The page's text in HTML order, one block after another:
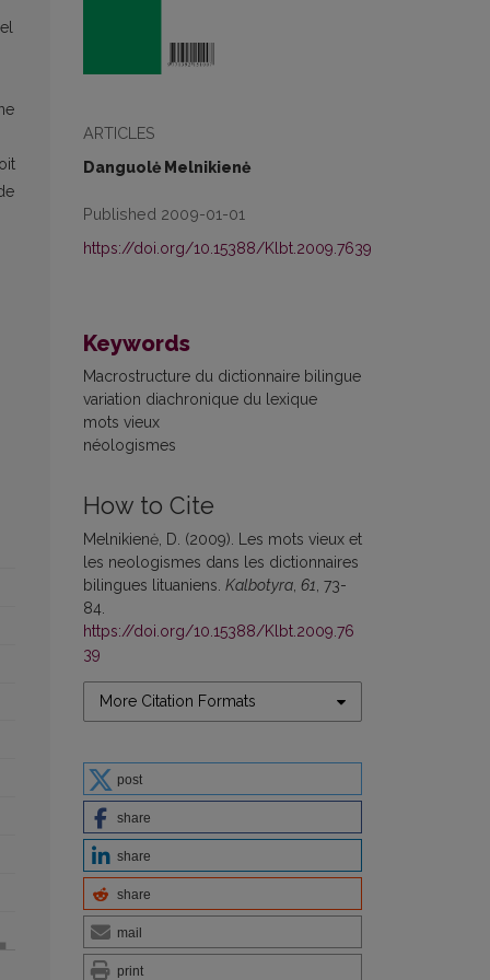
ARTICLES
Danguolė Melnikienė
Published 2009-01-01
https://doi.org/10.15388/Klbt.2009.7639
Keywords
Macrostructure du dictionnaire bilingue
variation diachronique du lexique
mots vieux
néologismes
How to Cite
Melnikienė, D. (2009). Les mots vieux et
les neologismes dans les dictionnaires
bilingues lituaniens. Kalbotyra, 61, 73-
84.
https://doi.org/10.15388/Klbt.2009.76
39
More Citation Formats
post
share
share
share
mail
print